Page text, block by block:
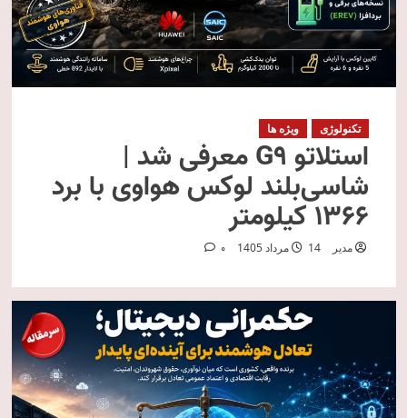
تکنولوژی ویژه ها
استلاتو G9 معرفی شد |
شاسی‌بلند لوکس هواوی با برد
۱۳۶۶ کیلومتر
مدیر 14 مرداد 1405 0